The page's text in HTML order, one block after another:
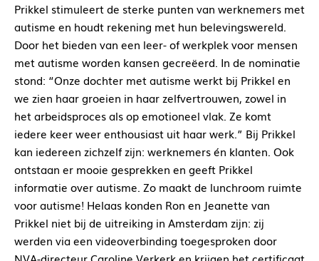
Prikkel stimuleert de sterke punten van werknemers met
autisme en houdt rekening met hun belevingswereld.
Door het bieden van een leer- of werkplek voor mensen
met autisme worden kansen gecreëerd. In de nominatie
stond: “Onze dochter met autisme werkt bij Prikkel en
we zien haar groeien in haar zelfvertrouwen, zowel in
het arbeidsproces als op emotioneel vlak. Ze komt
iedere keer weer enthousiast uit haar werk.” Bij Prikkel
kan iedereen zichzelf zijn: werknemers én klanten. Ook
ontstaan er mooie gesprekken en geeft Prikkel
informatie over autisme. Zo maakt de lunchroom ruimte
voor autisme! Helaas konden Ron en Jeanette van
Prikkel niet bij de uitreiking in Amsterdam zijn: zij
werden via een videoverbinding toegesproken door